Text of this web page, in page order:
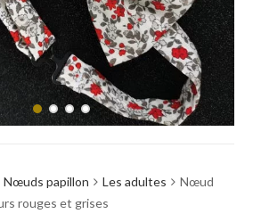
Nœuds papillon Les adultes
Nœud
rouges et grises